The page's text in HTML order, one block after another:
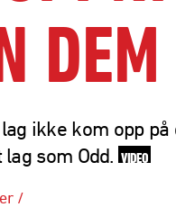
ikke kom opp på
som Odd. VIDEO
/